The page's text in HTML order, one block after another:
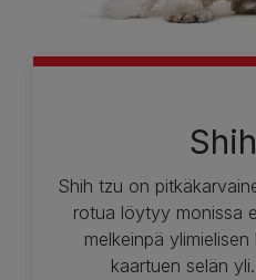
Shih tzu on
rotua löytyy monissa
melkeinpä
kaartuen selän